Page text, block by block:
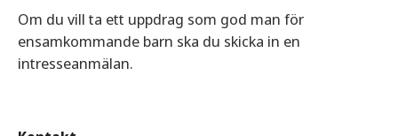
Om du vill ta ett uppdrag som god man för
ensamkommande barn ska du skicka in en
intresseanmälan.